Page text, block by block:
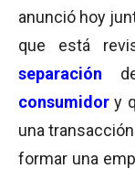
anunció hoy
que está
separación
consumidory
una
formar una